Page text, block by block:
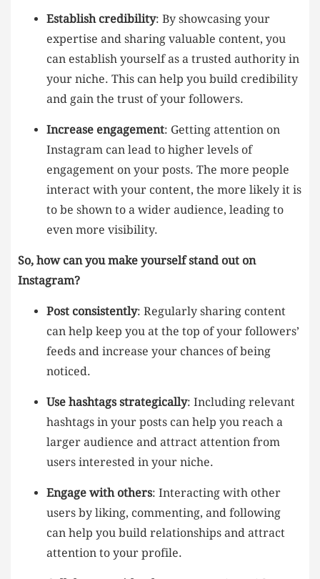
Establish credibility: By ⁤showcasing your⁤
expertise and sharing ⁣valuable content, you
can ⁣establish yourself as⁣ a⁢ trusted authority​ in
your niche. This can help you build credibility‍
and gain the⁣ trust of your⁤ followers.
Increase engagement: Getting attention ⁣on
Instagram can⁤ lead to higher‍ levels of‍
engagement on‍ your⁢ posts. The more ⁤people
interact with your content, the​ more likely it is
to ‍be shown to⁣ a wider‍ audience, leading ⁣to
even⁢ more⁤ visibility.
So, how can⁤ you make yourself​ stand ​out ​on
Instagram?
Post consistently: ⁢Regularly sharing content
can help keep you at the top⁢ of ‌your followers’
feeds and increase your chances of ⁤being
noticed.
Use hashtags strategically: Including ​relevant
hashtags ⁤in​ your ​posts can help you reach a
larger audience and attract attention from
users​ interested in ‍your‍ niche.
Engage with others:⁢ Interacting with other
users by​ liking, commenting,​ and following
can help you build relationships and attract
attention to your profile.